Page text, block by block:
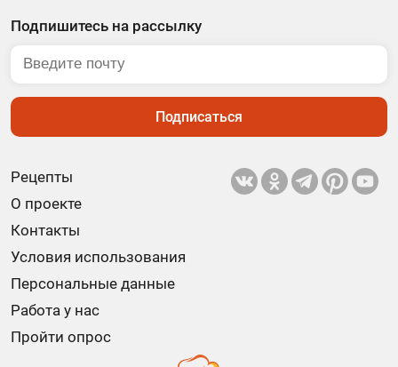
Рецепты
О проекте
Контакты
Условия использования
Персональные данные
Работа у нас
Пройти опрос
Подпишитесь на рассылку
Подписаться